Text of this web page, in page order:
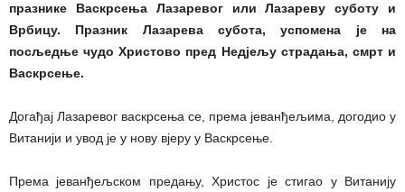
празнике Васкрсења Лазаревог или Лазареву суботу и
Врбицу. Празник Лазарева субота, успомена је на
посљедње чудо Христово пред Нед‌јељу страдања, смрт и
Васкрсење.
Догађај Лазаревог васкрсења се, према јеванђељима, догодио у
Витанији и увод је у нову вјеру у Васкрсење.
Према јеванђељском предању, Христос је стигао у Витанију